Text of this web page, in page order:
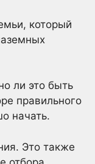
который
ли это быть
правильного
начать.
Это также